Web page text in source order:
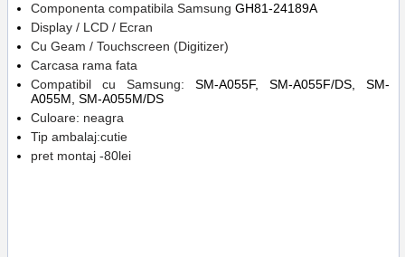
Componenta compatibila Samsung GH81-24189A
Display / LCD / Ecran
Cu Geam / Touchscreen (Digitizer)
Carcasa rama fata
Compatibil cu Samsung: SM-A055F, SM-A055F/DS, SM-
A055M, SM-A055M/DS
Culoare: neagra
Tip ambalaj:cutie
pret montaj -80lei